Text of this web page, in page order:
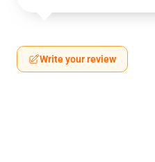
Write your review